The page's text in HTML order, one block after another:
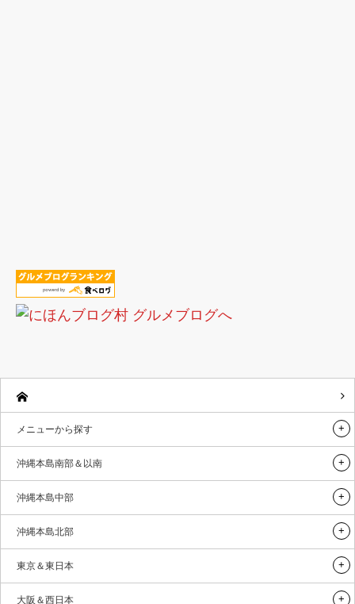
メニューから探す
沖縄本島南部＆以南
沖縄本島中部
沖縄本島北部
東京＆東日本
大阪＆西日本